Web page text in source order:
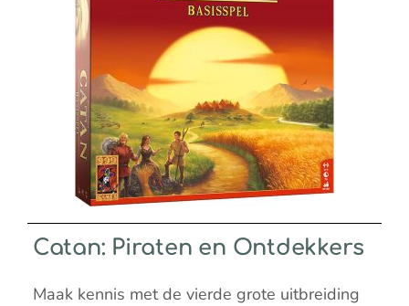
Catan: Piraten en Ontdekkers
Maak kennis met de vierde grote uitbreiding